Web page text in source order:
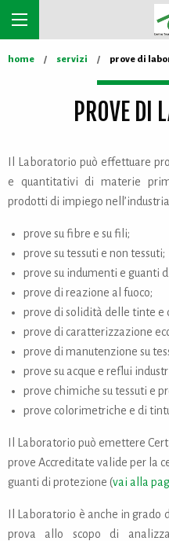
home servizi prove di
PROVE DI
Il Laboratorio può effettuare
e quantitativi di materie
prodotti di impiego
prove su fibre e su fili;
prove su tessuti e non tessuti;
prove su indumenti e guanti
prove di reazione al fuoco;
prove di solidità delle tinte
prove di caratterizzazione
prove di manutenzione su
prove su acque e reflui
prove chimiche su tessuti e
prove colorimetriche e di
Il Laboratorio può emettere
prove Accreditate valide per la
guanti di protezione (vai alla
Il Laboratorio è anche in
prova allo scopo di